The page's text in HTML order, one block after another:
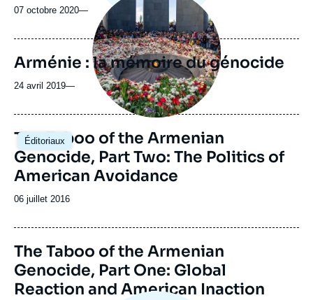
07 octobre 2020—
principale
médiatique
Arménie : la mémoire du génocide
24 avril 2019—
Éditoriaux
The Taboo of the Armenian
Genocide, Part Two: The Politics of
American Avoidance
Date
publication
06 juillet 2016
The Taboo of the Armenian
Genocide, Part One: Global
Reaction and American Inaction